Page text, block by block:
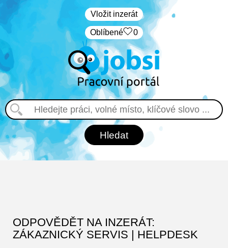
Vložit inzerát
Oblíbené 0
ODPOVĚDĚT NA INZERÁT:
ZÁKAZNICKÝ SERVIS | HELPDESK